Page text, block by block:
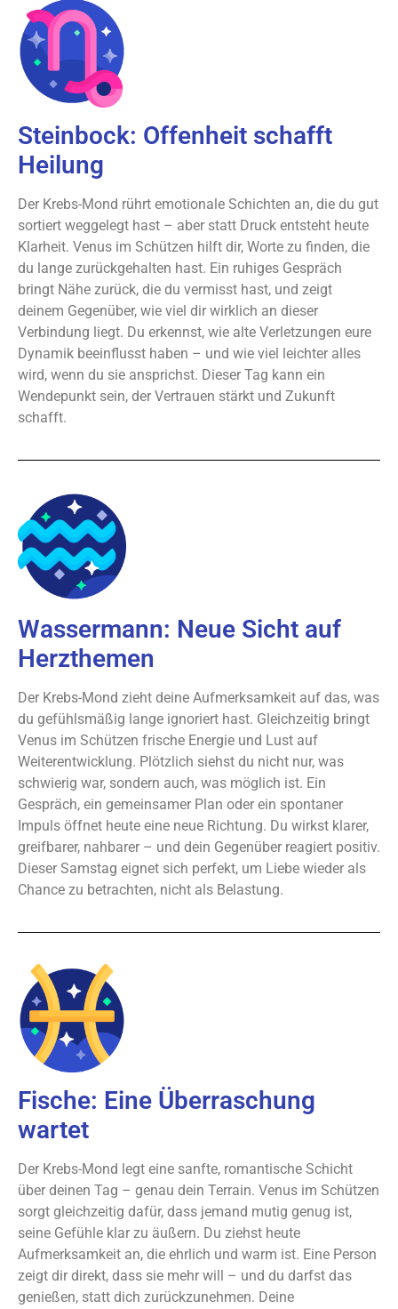
Steinbock: Offenheit schafft
Heilung
Der Krebs-Mond rührt emotionale Schichten an, die du gut
sortiert weggelegt hast – aber statt Druck entsteht heute
Klarheit. Venus im Schützen hilft dir, Worte zu finden, die
du lange zurückgehalten hast. Ein ruhiges Gespräch
bringt Nähe zurück, die du vermisst hast, und zeigt
deinem Gegenüber, wie viel dir wirklich an dieser
Verbindung liegt. Du erkennst, wie alte Verletzungen eure
Dynamik beeinflusst haben – und wie viel leichter alles
wird, wenn du sie ansprichst. Dieser Tag kann ein
Wendepunkt sein, der Vertrauen stärkt und Zukunft
schafft.
Wassermann: Neue Sicht auf
Herzthemen
Der Krebs-Mond zieht deine Aufmerksamkeit auf das, was
du gefühlsmäßig lange ignoriert hast. Gleichzeitig bringt
Venus im Schützen frische Energie und Lust auf
Weiterentwicklung. Plötzlich siehst du nicht nur, was
schwierig war, sondern auch, was möglich ist. Ein
Gespräch, ein gemeinsamer Plan oder ein spontaner
Impuls öffnet heute eine neue Richtung. Du wirkst klarer,
greifbarer, nahbarer – und dein Gegenüber reagiert positiv.
Dieser Samstag eignet sich perfekt, um Liebe wieder als
Chance zu betrachten, nicht als Belastung.
Fische: Eine Überraschung
wartet
Der Krebs-Mond legt eine sanfte, romantische Schicht
über deinen Tag – genau dein Terrain. Venus im Schützen
sorgt gleichzeitig dafür, dass jemand mutig genug ist,
seine Gefühle klar zu äußern. Du ziehst heute
Aufmerksamkeit an, die ehrlich und warm ist. Eine Person
zeigt dir direkt, dass sie mehr will – und du darfst das
genießen, statt dich zurückzunehmen. Deine